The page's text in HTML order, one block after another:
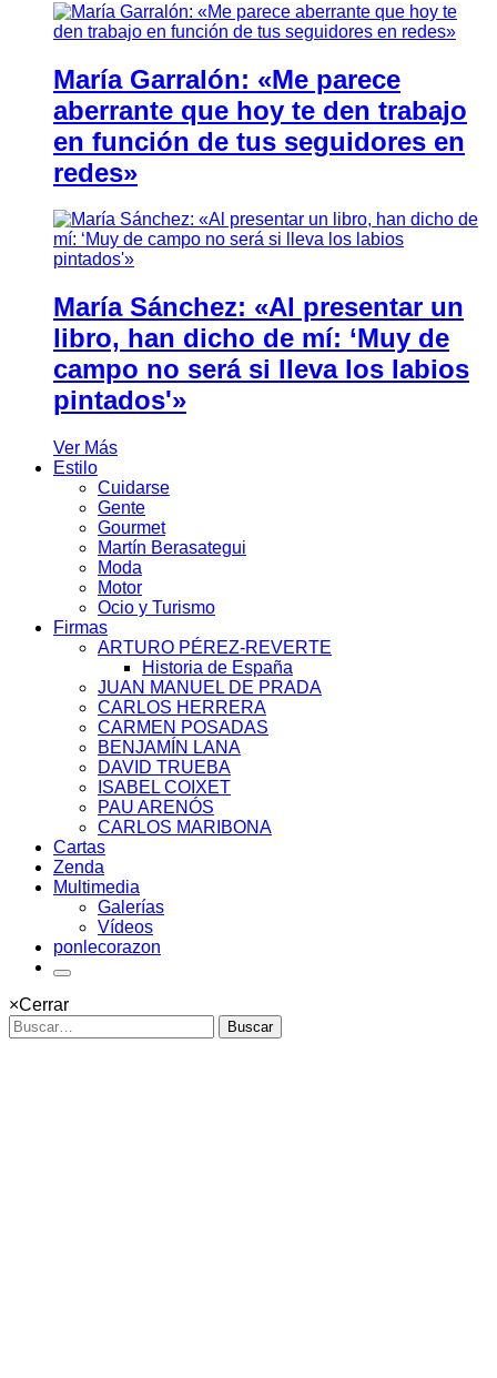
María Garralón: «Me parece
aberrante que hoy te den trabajo
en función de tus seguidores en
redes»
María Sánchez: «Al presentar un
libro, han dicho de mí: ‘Muy de
campo no será si lleva los labios
pintados'»
Ver Más
Estilo
Cuidarse
Gente
Gourmet
Martín Berasategui
Moda
Motor
Ocio y Turismo
Firmas
ARTURO PÉREZ-REVERTE
Historia de España
JUAN MANUEL DE PRADA
CARLOS HERRERA
CARMEN POSADAS
BENJAMÍN LANA
DAVID TRUEBA
ISABEL COIXET
PAU ARENÓS
CARLOS MARIBONA
Cartas
Zenda
Multimedia
Galerías
Vídeos
ponlecorazon
×Cerrar
Buscar